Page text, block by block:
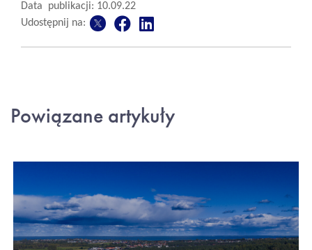
Data publikacji: 10.09.22
Udostępnij na:
Powiązane artykuły